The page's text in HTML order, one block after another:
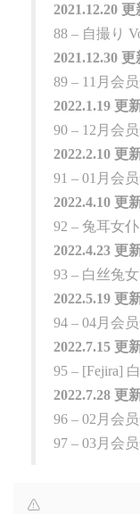
2021.12.20 更
88 – 自撮り
2021.12.30 更
89 – 11月会
2022.1.19 更
90 – 12月会
2022.2.10 更
91 – 01月会
2022.4.10 更
92 – 兔耳女仆
2022.4.23 更
93 – 白丝兔
2022.5.19 更
94 – 04月会
2022.7.15 更
95 – [Fejira]
2022.7.28 更
96 – 02月会
97 – 03月会